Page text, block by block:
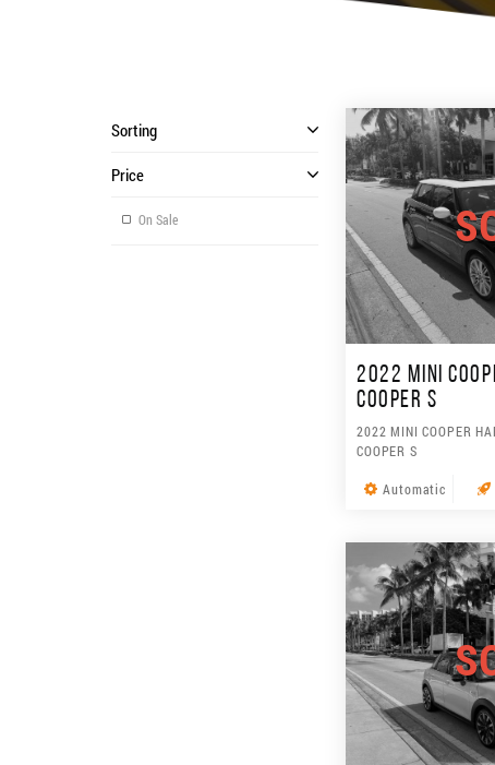
2022 MINI
COOPER S
2022 MINI COOPER
COOPER S
Automatic
Sorting
Price
On Sale